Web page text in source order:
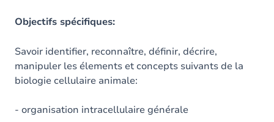
Objectifs spécifiques:
Savoir identifier, reconnaître, définir, décrire,
manipuler les élements et concepts suivants de la
biologie cellulaire animale:
- organisation intracellulaire générale